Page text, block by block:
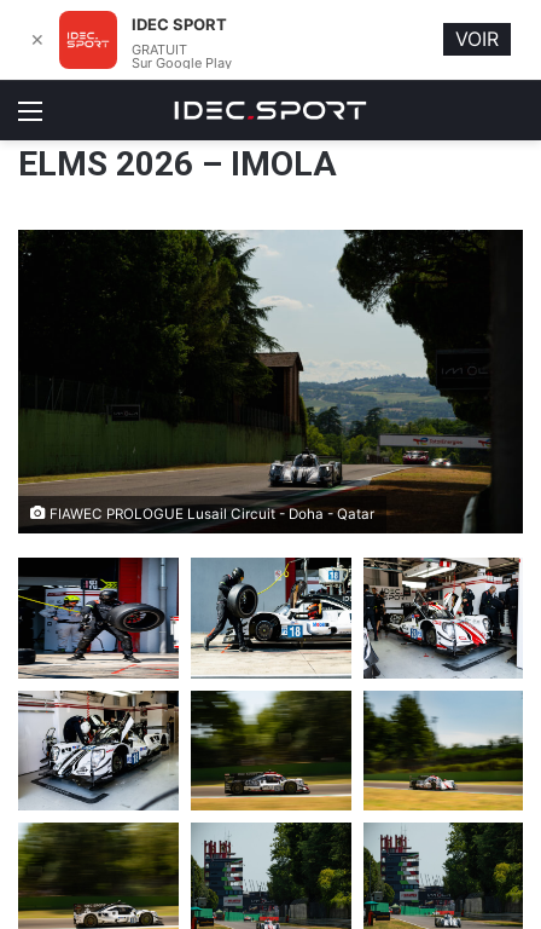
Menu
ELMS 2026 – IMOLA
FIAWEC PROLOGUE Lusail Circuit - Doha - Qatar
✕
IDEC SPORT
GRATUIT
Sur Google Play
VOIR